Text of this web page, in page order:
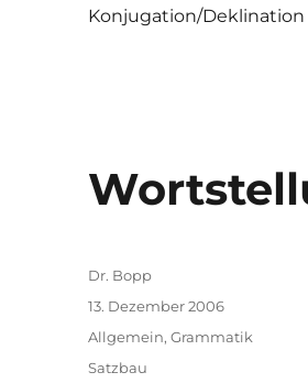
Konjugation/Deklination
Autor
Dr. Bopp
Veröffentlicht
am
13. Dezember 2006
Kategorien
Allgemein,Grammatik
Schlagwörter
Satzbau